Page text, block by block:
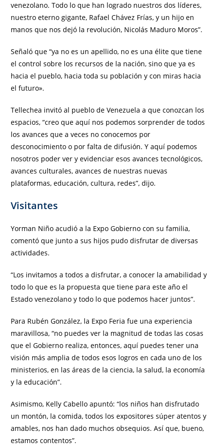
venezolano. Todo lo que han logrado nuestros dos líderes,
nuestro eterno gigante, Rafael Chávez Frías, y un hijo en
manos que nos dejó la revolución, Nicolás Maduro Moros”.
Señaló que “ya no es un apellido, no es una élite que tiene
el control sobre los recursos de la nación, sino que ya es
hacia el pueblo, hacia toda su población y con miras hacia
el futuro».
Tellechea invitó al pueblo de Venezuela a que conozcan los
espacios, “creo que aquí nos podemos sorprender de todos
los avances que a veces no conocemos por
desconocimiento o por falta de difusión. Y aquí podemos
nosotros poder ver y evidenciar esos avances tecnológicos,
avances culturales, avances de nuestras nuevas
plataformas, educación, cultura, redes”, dijo.
Visitantes
Yorman Niño acudió a la Expo Gobierno con su familia,
comentó que junto a sus hijos pudo disfrutar de diversas
actividades.
“Los invitamos a todos a disfrutar, a conocer la amabilidad y
todo lo que es la propuesta que tiene para este año el
Estado venezolano y todo lo que podemos hacer juntos”.
Para Rubén González, la Expo Feria fue una experiencia
maravillosa, “no puedes ver la magnitud de todas las cosas
que el Gobierno realiza, entonces, aquí puedes tener una
visión más amplia de todos esos logros en cada uno de los
ministerios, en las áreas de la ciencia, la salud, la economía
y la educación”.
Asimismo, Kelly Cabello apuntó: “los niños han disfrutado
un montón, la comida, todos los expositores súper atentos y
amables, nos han dado muchos obsequios. Así que, bueno,
estamos contentos”.